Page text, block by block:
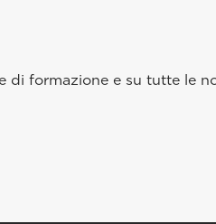
di formazione e su tutte le